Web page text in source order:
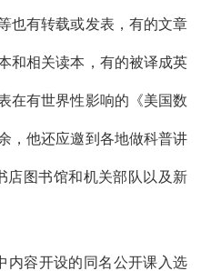
也有转载或发表，有的文章
和相关读本，有的被译成英
在有世界性影响的《美国数
，他还应邀到各地做科普讲
店图书馆和机关部队以及新
内容开设的同名公开课入选